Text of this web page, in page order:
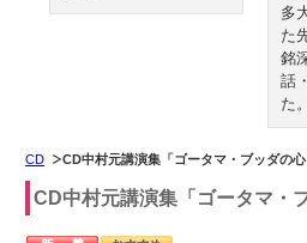
多
た
銘
話
た
CD CD中村元講演集「ゴータマ・ブッダの
CD中村元講演集「ゴータマ・